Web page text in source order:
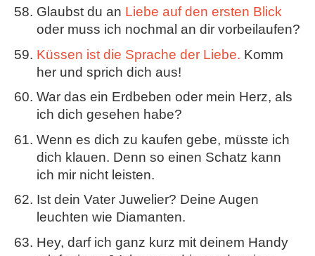
Glaubst du an Liebe auf den ersten Blick
oder muss ich nochmal an dir vorbeilaufen?
Küssen ist die Sprache der Liebe. Komm
her und sprich dich aus!
War das ein Erdbeben oder mein Herz, als
ich dich gesehen habe?
Wenn es dich zu kaufen gebe, müsste ich
dich klauen. Denn so einen Schatz kann
ich mir nicht leisten.
Ist dein Vater Juwelier? Deine Augen
leuchten wie Diamanten.
Hey, darf ich ganz kurz mit deinem Handy